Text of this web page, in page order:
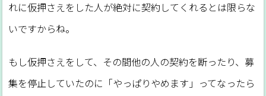
れに仮押さえをした人が絶対に契約してくれるとは限らな
いですからね。
もし仮押さえをして、その間他の人の契約を断ったり、募
集を停止していたのに「やっぱりやめます」ってなったら